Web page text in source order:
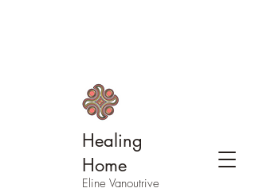
Healing
Home
Eline Vanoutrive